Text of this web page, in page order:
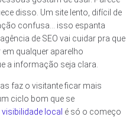
disso. Um site lento, difícil de
confusa… isso espanta
de SEO vai cuidar pra que
qualquer aparelho
a informação seja clara.
faz o visitante ficar mais
ciclo bom que se
local é só o começo